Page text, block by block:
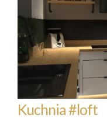
Kuchnia #loft